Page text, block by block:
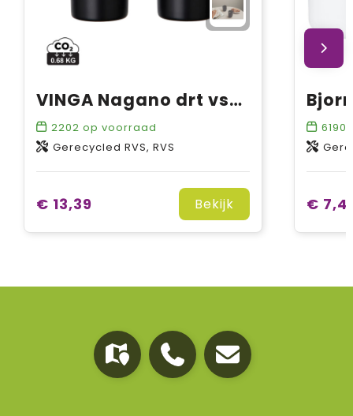
VINGA Nagano drt vsn 2 RCS recycled RVS bekers
2202 op voorraad
Gerecycled RVS, RVS
€ 13,39 Bekijk
6190
€